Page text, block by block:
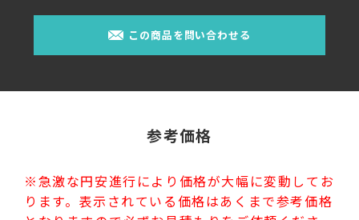
この商品を問い合わせる
参考価格
※急激な円安進行により価格が大幅に変動してお
ります。表示されている価格はあくまで参考価格